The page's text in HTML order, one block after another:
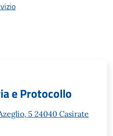
e Protocollo
5 24040 Casirate